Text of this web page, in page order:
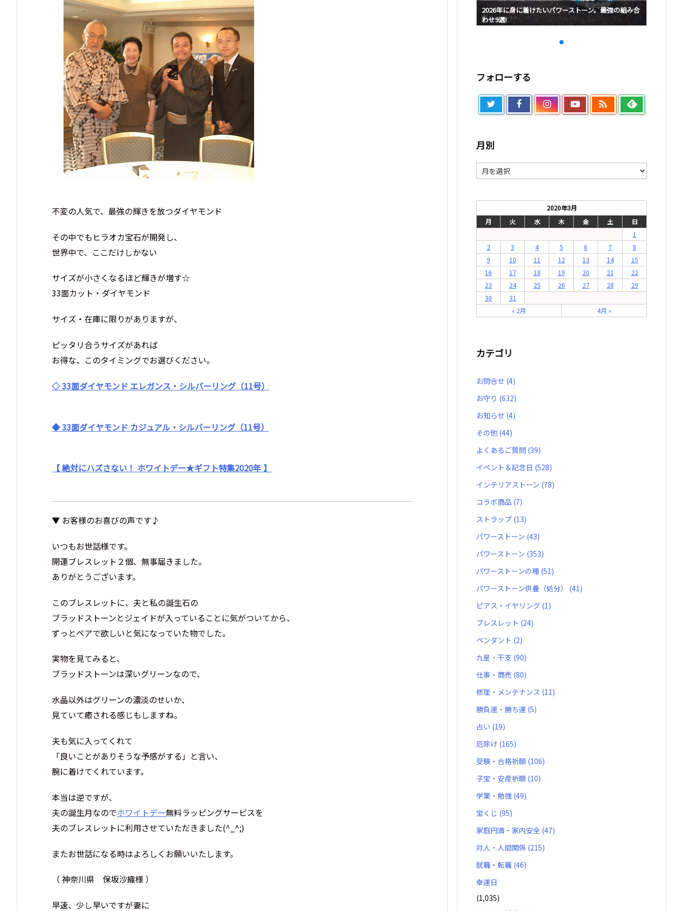
不変の人気で、最強の輝きを放つダイヤモンド
その中でもヒラオカ宝石が開発し、
世界中で、ここだけしかない
サイズが小さくなるほど輝きが増す☆
33面カット・ダイヤモンド
サイズ・在庫に限りがありますが、
ピッタリ合うサイズがあれば
お得な、このタイミングでお選びください。
◇ 33面ダイヤモンド エレガンス・シルバーリング（11号）
◆ 33面ダイヤモンド カジュアル・シルバーリング（11号）
【 絶対にハズさない！ ホワイトデー★ギフト特集2020年 】
▼ お客様のお喜びの声です♪
いつもお世話様です。
開運ブレスレット２個、無事届きました。
ありがとうございます。
このブレスレットに、夫と私の誕生石の
ブラッドストーンとジェイドが入っていることに気がついてから、
ずっとペアで欲しいと気になっていた物でした。
実物を見てみると、
ブラッドストーンは深いグリーンなので、
水晶以外はグリーンの濃淡のせいか、
見ていて癒される感じもしますね。
夫も気に入ってくれて
「良いことがありそうな予感がする」と言い、
腕に着けてくれています。
本当は逆ですが、
夫の誕生月なのでホワイトデー無料ラッピングサービスを
夫のブレスレットに利用させていただきました(^_^;)
またお世話になる時はよろしくお願いいたします。
（ 神奈川県 保坂沙織様 ）
早速、少し早いですが妻に
2026年に身に着けたいパワーストーン。最強の組み合
わせ9選!
フォローする

月別
別
2020年3月
月
火 水 木 金 土
日
1
2
3 4 5 6 7
8
9
10 11 12 13 14
15
16
17 18 19 20 21
22
23
24 25 26 27 28
29
30
31
« 2月
4月 »
カテゴリ
お問合せ (4)
お守り (632)
お知らせ (4)
その他 (44)
よくあるご質問 (39)
イベント＆記念日 (528)
インテリアストーン (78)
コラボ商品 (7)
ストラップ (13)
パワーストーン (43)
パワーストーン (353)
パワーストーンの種 (51)
パワーストーン供養（処分） (41)
ピアス・イヤリング (1)
ブレスレット (24)
ペンダント (2)
九星・干支 (90)
仕事・商売 (80)
修理・メンテナンス (11)
勝負運・勝ち運 (5)
占い (19)
厄除け (165)
受験・合格祈願 (106)
子宝・安産祈願 (10)
学業・勉強 (49)
宝くじ (95)
家庭円満・家内安全 (47)
対人・人間関係 (215)
就職・転職 (46)
幸運日
(1,035)